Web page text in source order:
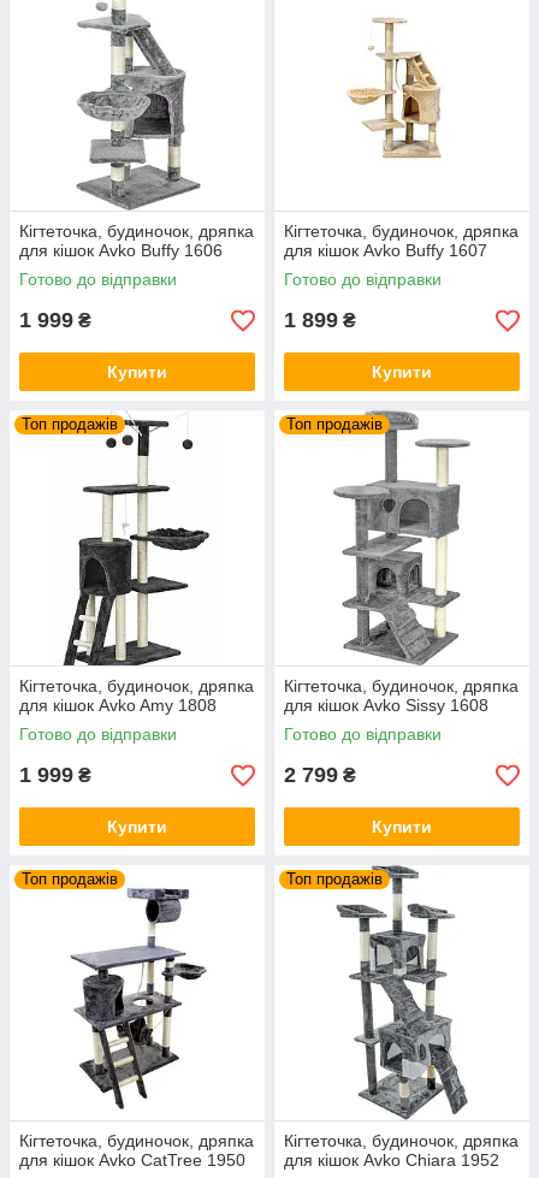
Кігтеточка, будиночок, дряпка
для кішок Avko Buffy 1606
Готово до відправки
1 999 ₴
Купити
Кігтеточка, будиночок, дряпка
для кішок Avko Buffy 1607
Готово до відправки
1 899 ₴
Купити
Топ продажів
Кігтеточка, будиночок, дряпка
для кішок Avko Amy 1808
Готово до відправки
1 999 ₴
Купити
Топ продажів
Кігтеточка, будиночок, дряпка
для кішок Avko Sissy 1608
Готово до відправки
2 799 ₴
Купити
Топ продажів
Кігтеточка, будиночок, дряпка
для кішок Avko CatTree 1950
Топ продажів
Кігтеточка, будиночок, дряпка
для кішок Avko Chiara 1952